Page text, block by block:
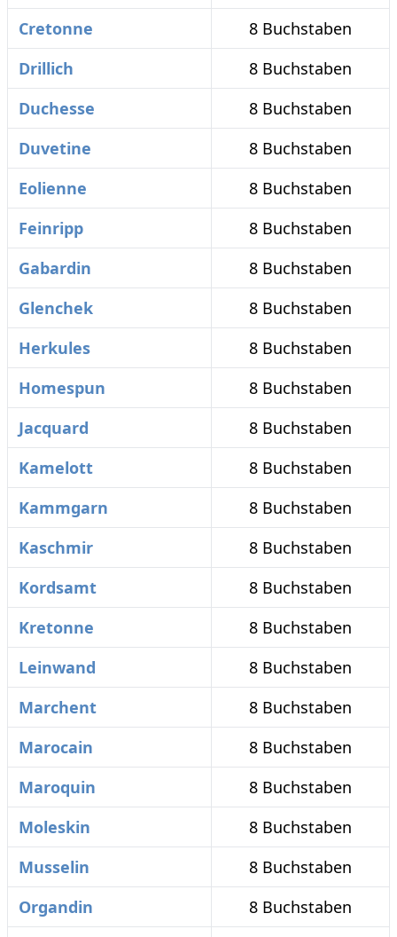
Cretonne
8 Buchstaben
Drillich
8 Buchstaben
Duchesse
8 Buchstaben
Duvetine
8 Buchstaben
Eolienne
8 Buchstaben
Feinripp
8 Buchstaben
Gabardin
8 Buchstaben
Glenchek
8 Buchstaben
Herkules
8 Buchstaben
Homespun
8 Buchstaben
Jacquard
8 Buchstaben
Kamelott
8 Buchstaben
Kammgarn
8 Buchstaben
Kaschmir
8 Buchstaben
Kordsamt
8 Buchstaben
Kretonne
8 Buchstaben
Leinwand
8 Buchstaben
Marchent
8 Buchstaben
Marocain
8 Buchstaben
Maroquin
8 Buchstaben
Moleskin
8 Buchstaben
Musselin
8 Buchstaben
Organdin
8 Buchstaben